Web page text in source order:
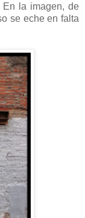
En la imagen, de
se eche en falta